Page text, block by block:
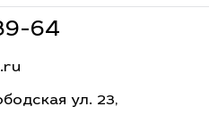
64
ул. 23,